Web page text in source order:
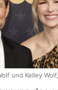
und Kelley